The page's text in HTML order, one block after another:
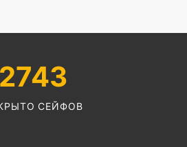
2743
СЕЙФОВ